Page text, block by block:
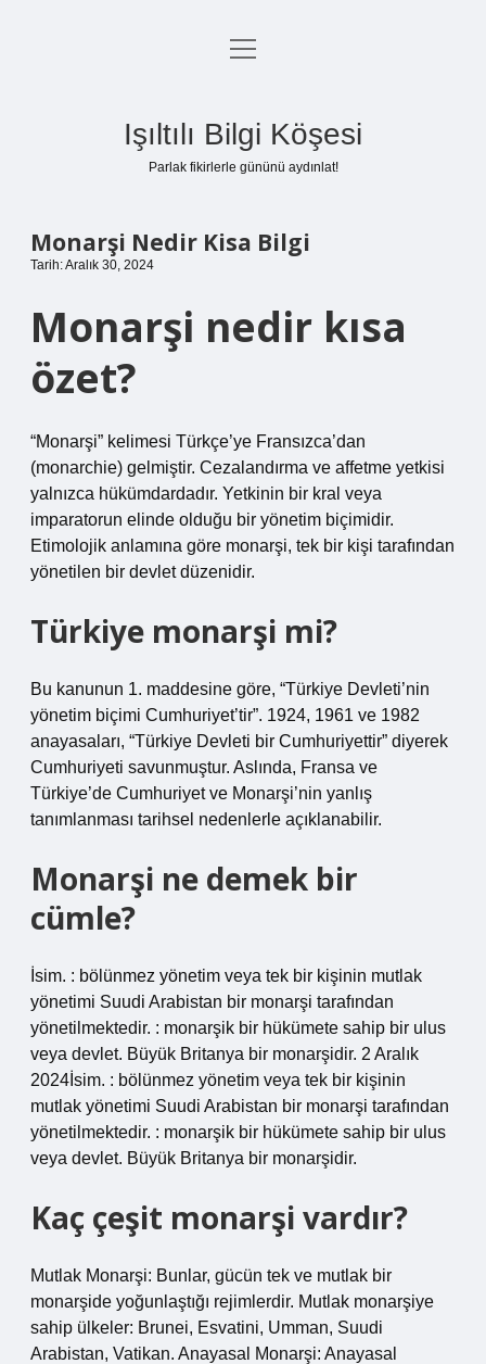
Anasayfa
Yasal Uyarı
menüyü
Işıltılı Bilgi Köşesi
Parlak fikirlerle gününü aydınlat!
Monarşi Nedir Kisa Bilgi
Tarih: Aralık 30, 2024
Monarşi nedir kısa
özet?
“Monarşi” kelimesi Türkçe’ye Fransızca’dan
(monarchie) gelmiştir. Cezalandırma ve affetme yetkisi
yalnızca hükümdardadır. Yetkinin bir kral veya
imparatorun elinde olduğu bir yönetim biçimidir.
Etimolojik anlamına göre monarşi, tek bir kişi tarafından
yönetilen bir devlet düzenidir.
Türkiye monarşi mi?
Bu kanunun 1. maddesine göre, “Türkiye Devleti’nin
yönetim biçimi Cumhuriyet’tir”. 1924, 1961 ve 1982
anayasaları, “Türkiye Devleti bir Cumhuriyettir” diyerek
Cumhuriyeti savunmuştur. Aslında, Fransa ve
Türkiye’de Cumhuriyet ve Monarşi’nin yanlış
tanımlanması tarihsel nedenlerle açıklanabilir.
Monarşi ne demek bir
cümle?
İsim. : bölünmez yönetim veya tek bir kişinin mutlak
yönetimi Suudi Arabistan bir monarşi tarafından
yönetilmektedir. : monarşik bir hükümete sahip bir ulus
veya devlet. Büyük Britanya bir monarşidir. 2 Aralık
2024İsim. : bölünmez yönetim veya tek bir kişinin
mutlak yönetimi Suudi Arabistan bir monarşi tarafından
yönetilmektedir. : monarşik bir hükümete sahip bir ulus
veya devlet. Büyük Britanya bir monarşidir.
Kaç çeşit monarşi vardır?
Mutlak Monarşi: Bunlar, gücün tek ve mutlak bir
monarşide yoğunlaştığı rejimlerdir. Mutlak monarşiye
sahip ülkeler: Brunei, Esvatini, Umman, Suudi
Arabistan, Vatikan. Anayasal Monarşi: Anayasal